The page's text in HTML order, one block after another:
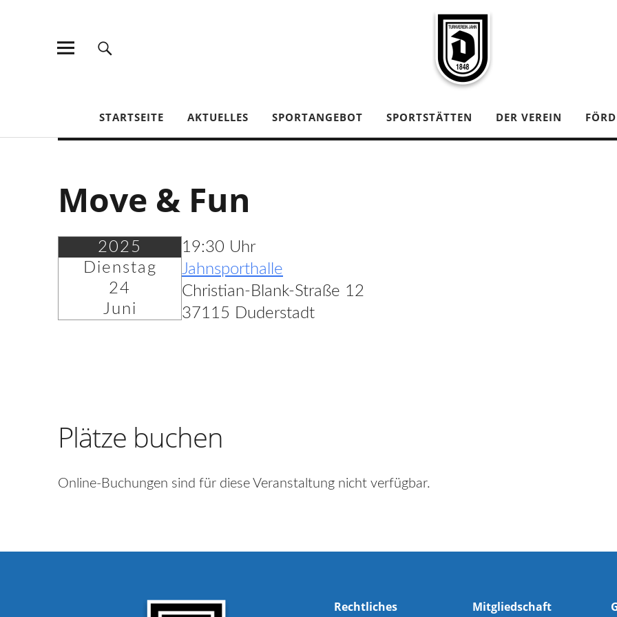
STARTSEITE AKTUELLES SPORTANGEBOT SPORTSTÄTTEN DER VEREIN
Move & Fun
2025
Dienstag
24
Juni
19:30 Uhr
Jahnsporthalle
Christian-Blank-Straße 12
37115 Duderstadt
Plätze buchen
Online-Buchungen sind für diese Veranstaltung nicht verfügbar.
Rechtliches Mitgliedschaft